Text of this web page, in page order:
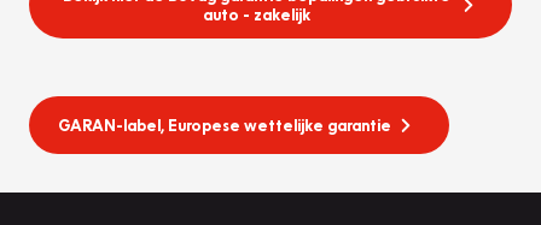
auto - zakelijk
GARAN-label, Europese wettelijke garantie